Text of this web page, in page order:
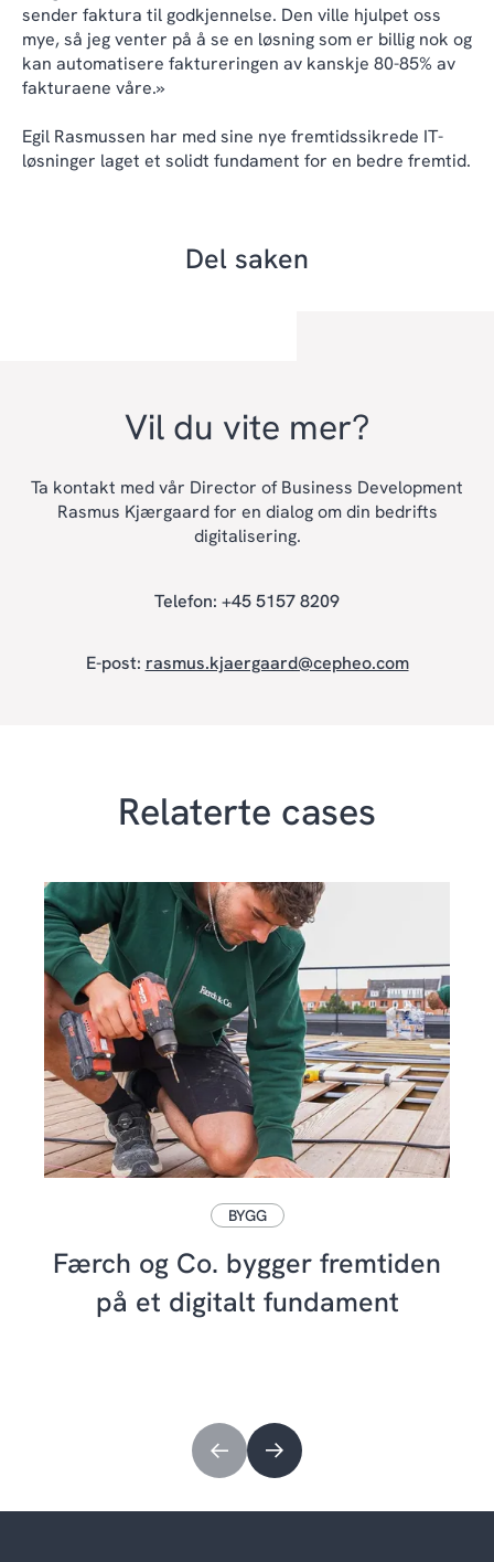
sender faktura til godkjennelse. Den ville hjulpet oss
mye, så jeg venter på å se en løsning som er billig nok og
kan automatisere faktureringen av kanskje 80-85% av
fakturaene våre.»
Egil Rasmussen har med sine nye fremtidssikrede IT-
løsninger laget et solidt fundament for en bedre fremtid.
Del saken
Vil du vite mer?
Ta kontakt med vår Director of Business Development
Rasmus Kjærgaard for en dialog om din bedrifts
digitalisering.
Telefon: +45 5157 8209
E-post: rasmus.kjaergaard@cepheo.com
Relaterte cases
BYGG
Færch og Co. bygger fremtiden
på et digitalt fundament